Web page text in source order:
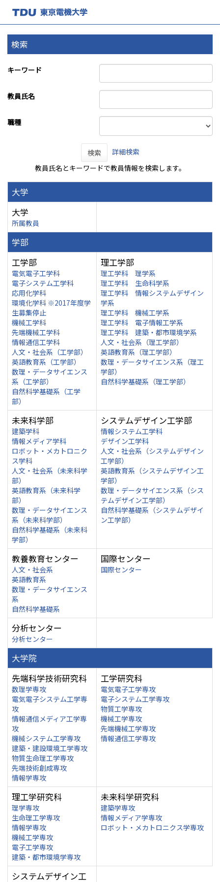
検索
キーワード
教員氏名
職種
検索
詳細検索
教員氏名とキーワードで教員情報を検索します。
大学
大学
所属教員
学部
工学部
電気電子工学科
電子システム工学科
応用化学科
環境化学科 ※2017年度学
生募集停止
機械工学科
先端機械工学科
情報通信工学科
人文・社会系（工学部）
英語教育系（工学部）
数理・データサイエンス
系（工学部）
自然科学基礎系（工学
部）
理工学部
理工学科 理学系
理工学科 生命科学系
理工学科 情報システムデザイン
学系
理工学科 機械工学系
理工学科 電子情報工学系
理工学科 建築・都市環境学系
人文・社会系（理工学部）
英語教育系（理工学部）
数理・データサイエンス系（理工
学部）
自然科学基礎系（理工学部）
未来科学部
建築学科
情報メディア学科
ロボット・メカトロニク
ス学科
人文・社会系（未来科学
部）
英語教育系（未来科学
部）
数理・データサイエンス
系（未来科学部）
自然科学基礎系（未来科
学部）
システムデザイン工学部
情報システム工学科
デザイン工学科
人文・社会系（システムデザイン
工学部）
英語教育系（システムデザイン工
学部）
数理・データサイエンス系（シス
テムデザイン工学部）
自然科学基礎系（システムデザイ
ン工学部）
教養教育センター
人文・社会系
英語教育系
数理・データサイエンス
系
自然科学基礎系
国際センター
国際センター
分析センター
分析センター
大学院
先端科学技術研究科
数理学専攻
電気電子システム工学専
攻
情報通信メディア工学専
攻
機械システム工学専攻
建築・建設環境工学専攻
物質生命理工学専攻
先端技術創成専攻
情報学専攻
工学研究科
電気電子工学専攻
電子システム工学専攻
物質工学専攻
機械工学専攻
先端機械工学専攻
情報通信工学専攻
理工学研究科
理学専攻
生命理工学専攻
情報学専攻
機械工学専攻
電子工学専攻
建築・都市環境学専攻
未来科学研究科
建築学専攻
情報メディア学専攻
ロボット・メカトロニクス学専攻
システムデザイン工